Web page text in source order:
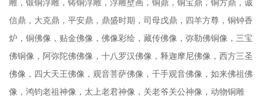
雕，锻铜浮雕，铸铜浮雕，浮雕壁画，铜鼎，铜宝鼎，铜方鼎，诚
信鼎，大克鼎，平安鼎，鼎盛时期，司母戊鼎，四羊方尊，铜钟香
炉，铜佛像，贴金佛像，佛像彩绘，藏传佛像，弥勒佛铜像，三宝
佛铜像，阿弥陀佛佛像，十八罗汉佛像，释迦摩尼佛像，西方三圣
佛像，四大天王佛像，观音菩萨佛像，千手观音佛像，如来佛祖佛
像，鸿钧老祖神像，太上老君神像，关老爷关公神像，动物铜雕